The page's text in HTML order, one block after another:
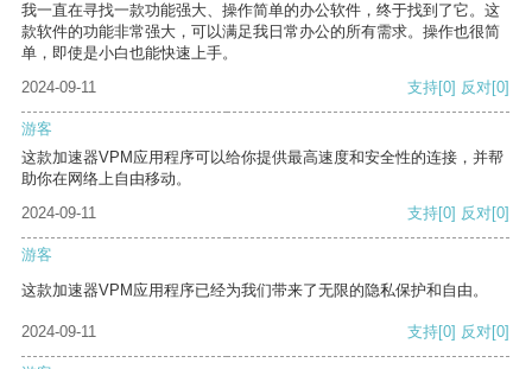
我一直在寻找一款功能强大、操作简单的办公软件，终于找到了它。这
款软件的功能非常强大，可以满足我日常办公的所有需求。操作也很简
单，即使是小白也能快速上手。
2024-09-11
支持[0] 反对[0]
游客
这款加速器VPM应用程序可以给你提供最高速度和安全性的连接，并帮
助你在网络上自由移动。
2024-09-11
支持[0] 反对[0]
游客
这款加速器VPM应用程序已经为我们带来了无限的隐私保护和自由。
2024-09-11 支持[0] 反对[0]